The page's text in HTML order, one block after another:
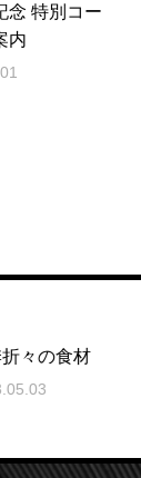
念 特別コー
内